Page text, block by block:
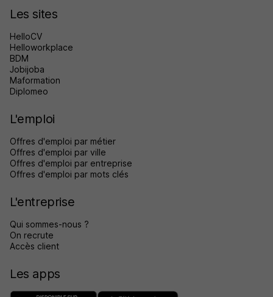
Les sites
HelloCV
Helloworkplace
BDM
Jobijoba
Maformation
Diplomeo
L'emploi
Offres d'emploi par métier
Offres d'emploi par ville
Offres d'emploi par entreprise
Offres d'emploi par mots clés
L'entreprise
Qui sommes-nous ?
On recrute
Accès client
Les apps